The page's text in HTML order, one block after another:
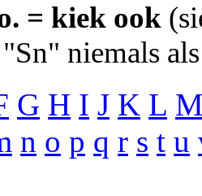
= kiek ook
niemals
G H I J K L
n o p q r s t u